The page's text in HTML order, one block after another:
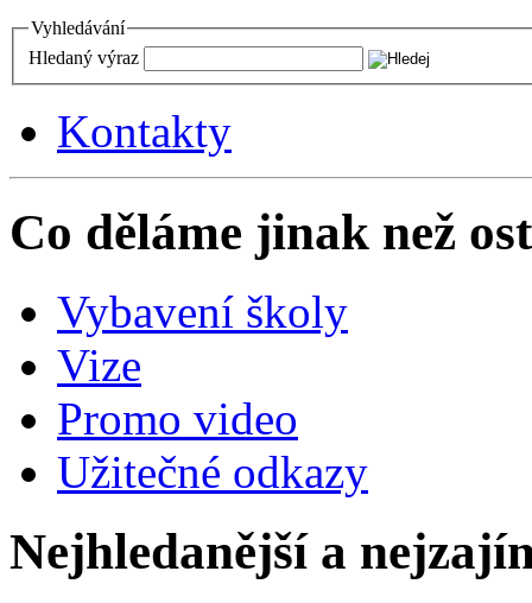
Vyhledávání
Hledaný výraz
Kontakty
Co děláme jinak než
Vybavení školy
Vize
Promo video
Užitečné odkazy
Nejhledanější a